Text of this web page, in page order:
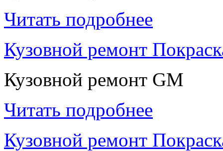
Читать подробнее
Кузовной ремонт
Кузовной ремонт GM
Читать подробнее
Кузовной ремонт